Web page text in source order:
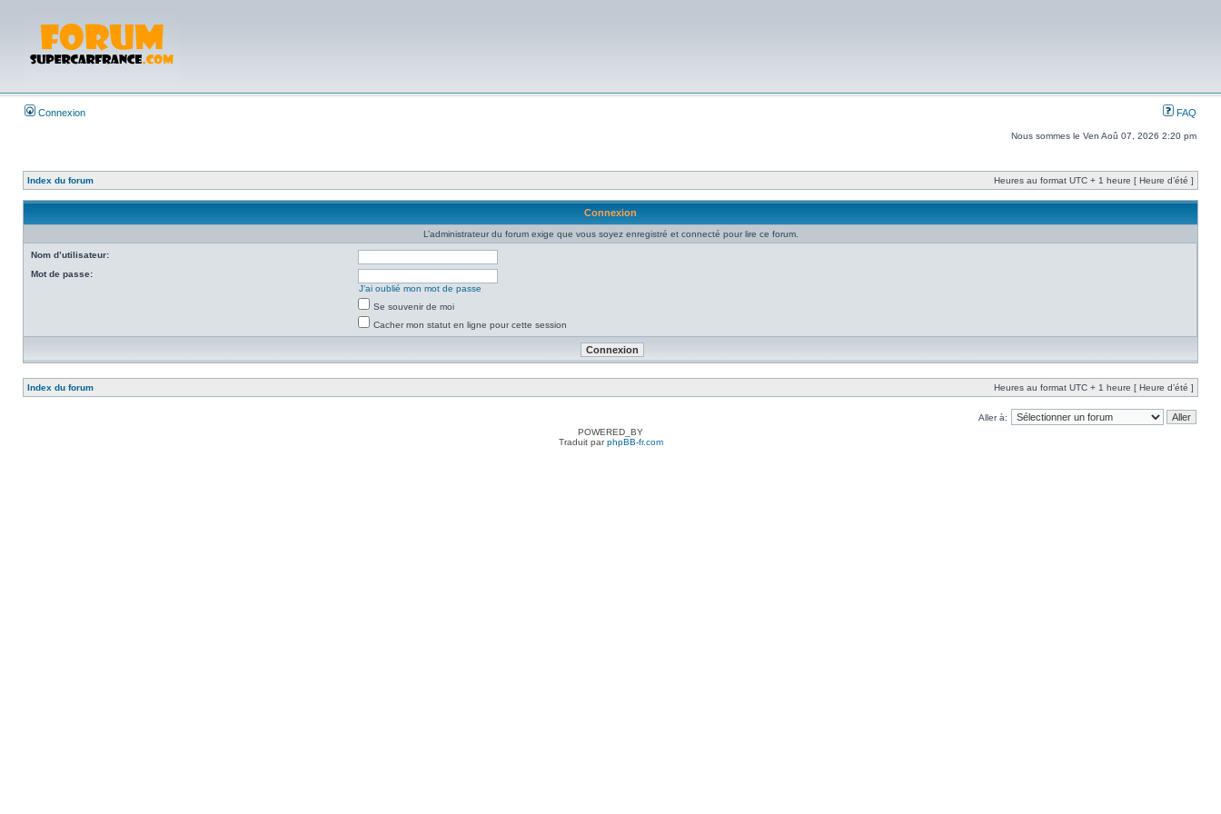
Connexion FAQ
Nous sommes le Ven Aoû 07, 2026 2:20 pm
Index du forum Heures au format UTC + 1 heure [ Heure d’été ]
Connexion
L’administrateur du forum exige que vous soyez enregistré et connecté pour lire ce forum.
Nom d’utilisateur:
Mot de passe:
J’ai oublié mon mot de passe
Se souvenir de moi
Cacher mon statut en ligne pour cette session
Index du forum Heures au format UTC + 1 heure [ Heure d’été ]
Aller à:
POWERED_BY
Traduit parphpBB-fr.com